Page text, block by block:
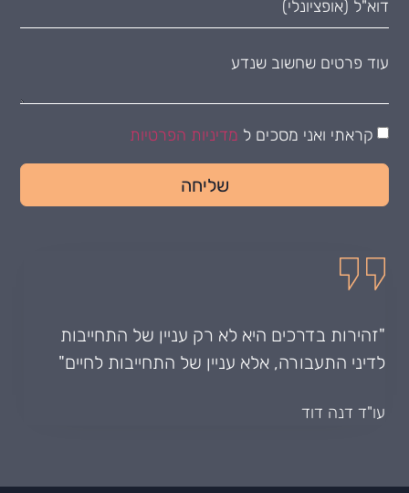
"זהירות בדרכים היא לא רק עניין של התחייבות
לדיני התעבורה, אלא עניין של התחייבות לחיים"
עו"ד דנה דוד
קראתי ואני מסכים ל מדיניות הפרטיות
שליחה